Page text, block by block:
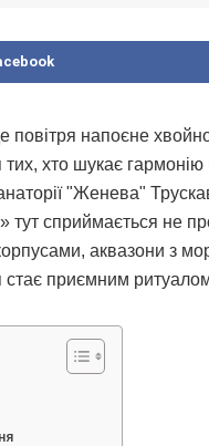
повітря напоєне
хто шукає
"Женева"
сприймається не
аквазони з
приємним